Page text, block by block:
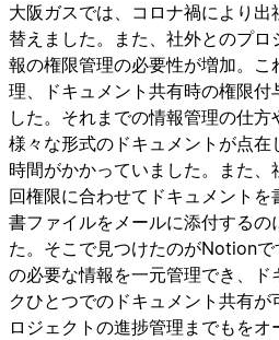
大阪ガスでは、コロナ禍により出
替えました。また、社外とのプ
報の権限管理の必要性が増加。
理、ドキュメント共有時の権限付
した。それまでの情報管理の仕方
様々な形式のドキュメントが点
時間がかかっていました。また
回権限に合わせてドキュメント
書ファイルをメールに添付するの
た。そこで見つけたのがNotion
の必要な情報を一元管理でき、
クひとつでのドキュメント共有
ロジェクトの進捗管理までもを